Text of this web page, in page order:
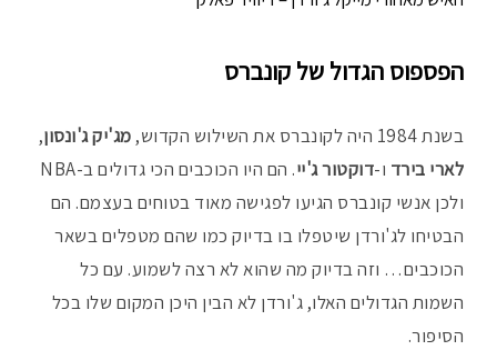
הפספוס הגדול של קונברס
בשנת 1984 היה לקונברס את השילוש הקדוש, מג'יק ג'ונסון,
לארי בירד ו-דוקטור ג'יי
. הם היו הכוכבים הכי גדולים ב-NBA
ולכן אנשי קונברס הגיעו לפגישה מאוד בטוחים בעצמם. הם
הבטיחו לג'ורדן שיטפלו בו בדיוק כמו שהם מטפלים בשאר
הכוכבים… וזה בדיוק מה שהוא לא רצה לשמוע. עם כל
השמות הגדולים האלו, ג'ורדן לא הבין היכן המקום שלו בכל
הסיפור.